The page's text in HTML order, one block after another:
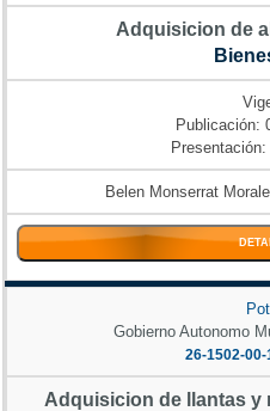
Adquisicion de
Publicación:
Belen Monserrat
Gobierno Autonomo
26-1502-
Adquisicion de llantas y